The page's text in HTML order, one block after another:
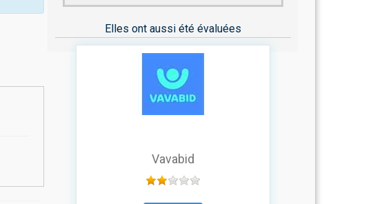
Elles ont aussi été évaluées
Vavabid